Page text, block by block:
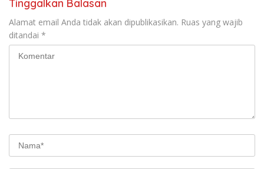
Tinggalkan Balasan
Alamat email Anda tidak akan dipublikasikan. Ruas yang wajib
ditandai *